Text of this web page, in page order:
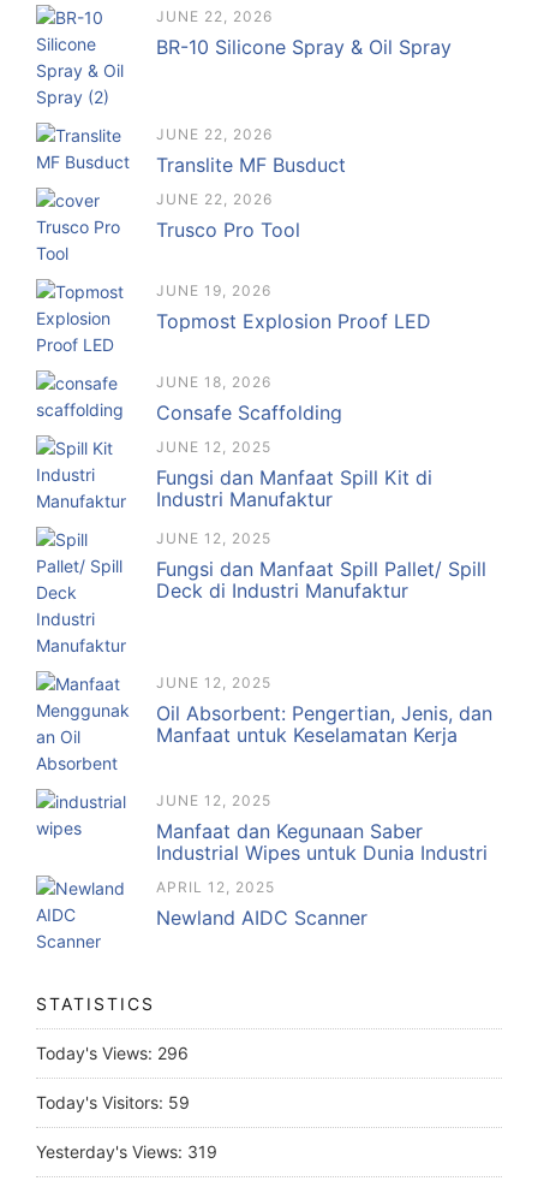
JUNE 22, 2026
BR-10 Silicone Spray & Oil Spray
JUNE 22, 2026
Translite MF Busduct
JUNE 22, 2026
Trusco Pro Tool
JUNE 19, 2026
Topmost Explosion Proof LED
JUNE 18, 2026
Consafe Scaffolding
JUNE 12, 2025
Fungsi dan Manfaat Spill Kit di
Industri Manufaktur
JUNE 12, 2025
Fungsi dan Manfaat Spill Pallet/ Spill
Deck di Industri Manufaktur
JUNE 12, 2025
Oil Absorbent: Pengertian, Jenis, dan
Manfaat untuk Keselamatan Kerja
JUNE 12, 2025
Manfaat dan Kegunaan Saber
Industrial Wipes untuk Dunia Industri
APRIL 12, 2025
Newland AIDC Scanner
STATISTICS
Today's Views: 296
Today's Visitors: 59
Yesterday's Views: 319